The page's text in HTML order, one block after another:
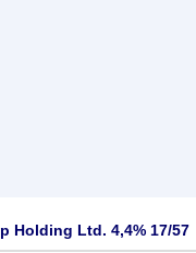
Holding Ltd. 4,4% 17/57